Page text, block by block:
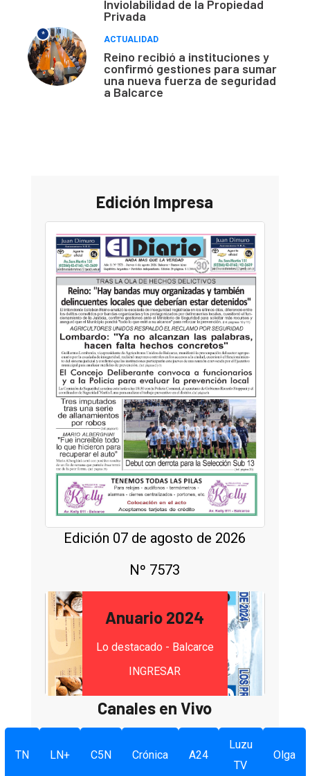
Inviolabilidad de la Propiedad
Privada
*
ACTUALIDAD
Reino recibió a instituciones y
confirmó gestiones para sumar
una nueva fuerza de seguridad
a Balcarce
Edición Impresa
Edición 07 de agosto de 2026
Nº 7573
Anuario 2024
Lo destacado - Balcarce
INGRESAR
Canales en Vivo
TN LN+ C5N Crónica A24
Luzu
TV
Olga